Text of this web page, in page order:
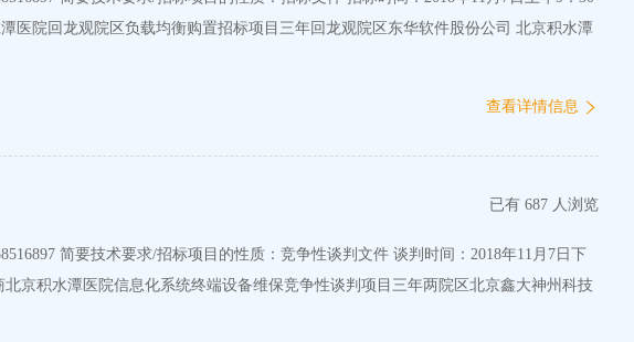
医院回龙观院区负载均衡购置招标项目三年回龙观院区东华软件股份公司 北京积水潭
查看详情信息
已有 687 人浏览
京积水潭医院信息化系统终端设备维保竞争性谈判项目三年两院区北京鑫大神州科技